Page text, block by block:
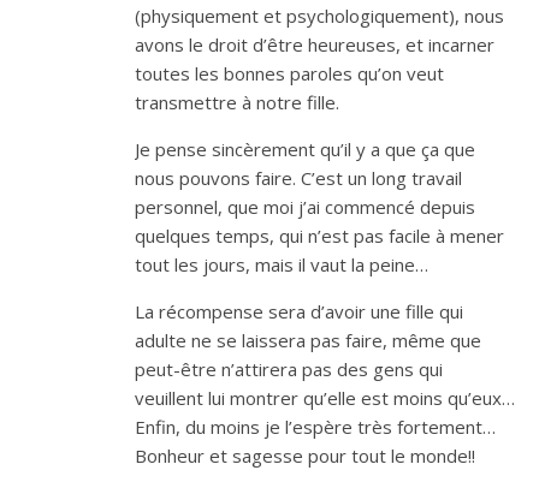
(physiquement et psychologiquement), nous
avons le droit d’être heureuses, et incarner
toutes les bonnes paroles qu’on veut
transmettre à notre fille.
Je pense sincèrement qu’il y a que ça que
nous pouvons faire. C’est un long travail
personnel, que moi j’ai commencé depuis
quelques temps, qui n’est pas facile à mener
tout les jours, mais il vaut la peine…
La récompense sera d’avoir une fille qui
adulte ne se laissera pas faire, même que
peut-être n’attirera pas des gens qui
veuillent lui montrer qu’elle est moins qu’eux…
Enfin, du moins je l’espère très fortement…
Bonheur et sagesse pour tout le monde!!